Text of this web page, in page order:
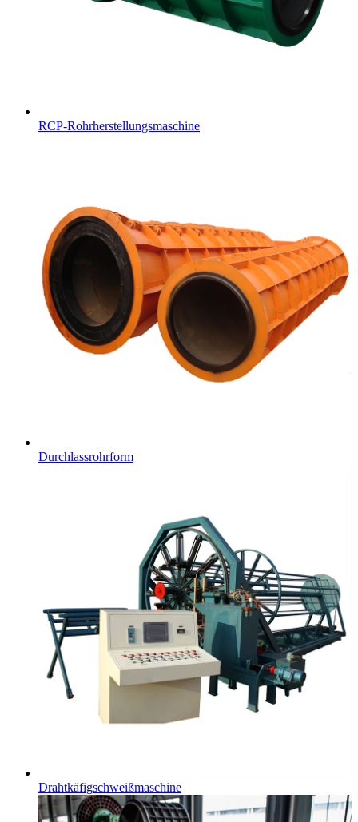
RCP-Rohrherstellungsmaschine
Durchlassrohrform
Drahtkäfigschweißmaschine